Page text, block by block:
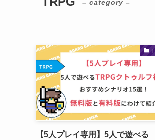
– category –
【5人プレイ専用】5人で遊べる